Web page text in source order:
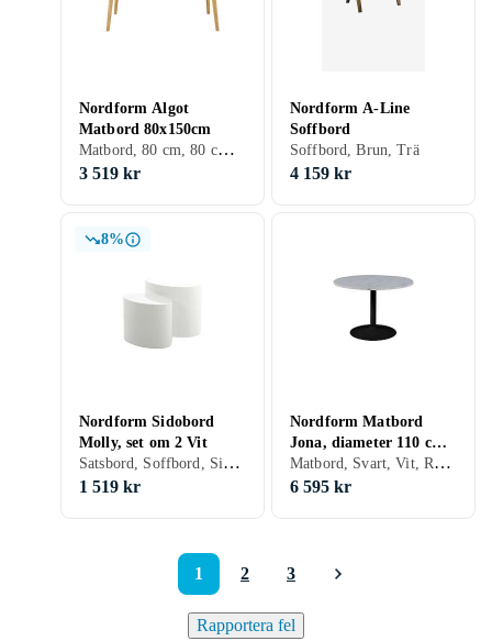
Nordform Algot
Matbord 80x150cm
Matbord, 80 cm, 80 cm, Vit, Ek, Trä/natur, Trä
3 519 kr
Nordform A-Line
Soffbord
Soffbord, Brun, Trä
4 159 kr
8%
Nordform Sidobord
Molly, set om 2 Vit
Satsbord, Soffbord, Sidobord, Vit, Trä/natur, Trä, MDF
1 519 kr
Nordform Matbord
Jona, diameter 110 cm
Vit svart
Matbord, Svart, Vit, Rund, Marmor, Sten
6 595 kr
1 2 3
Rapportera fel